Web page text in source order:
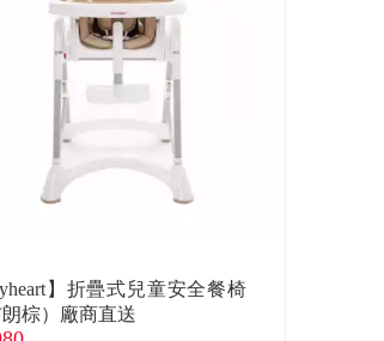
】折疊式兒童安全餐椅
朗棕）廠商直送